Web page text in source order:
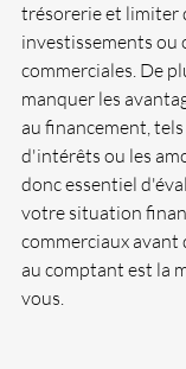
trésorerie et limiter
investissements
commerciales. De
manquer les
au financement,
d'intérêts ou les
donc essentiel
votre situation
commerciaux avant
au comptant est la
vous.